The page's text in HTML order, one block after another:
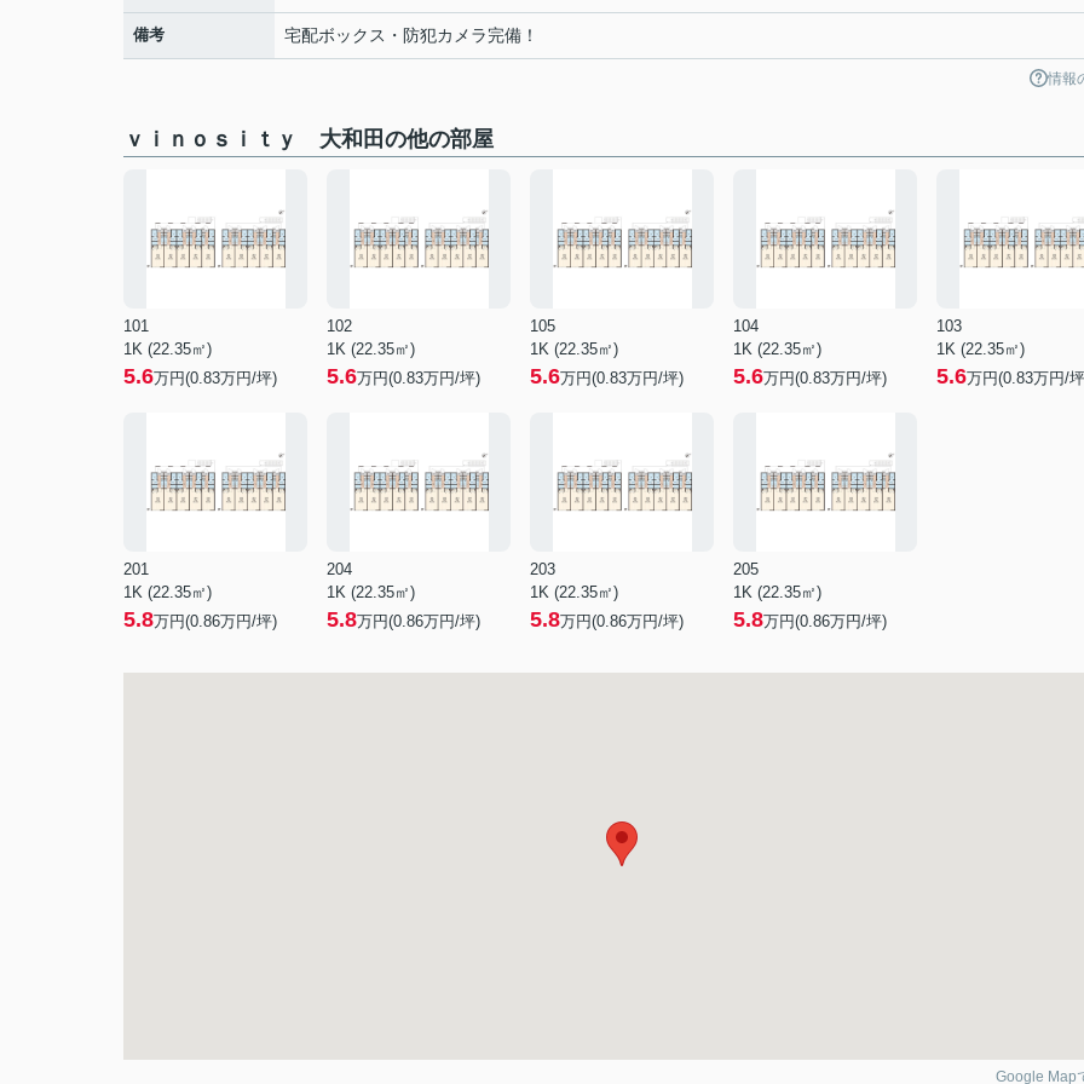
備考 宅配ボックス・防犯カメラ完備！
情報
ｖｉｎｏｓｉｔｙ 大和田の他の部屋
101
1K (22.35㎡)
5.6万円(0.83万円/坪)
102
1K (22.35㎡)
5.6万円(0.83万円/坪)
105
1K (22.35㎡)
5.6万円(0.83万円/坪)
104
1K (22.35㎡)
5.6万円(0.83万円/坪)
103
1K (22.35㎡)
5.6万円(0.83万円/
201
1K (22.35㎡)
5.8万円(0.86万円/坪)
204
1K (22.35㎡)
5.8万円(0.86万円/坪)
203
1K (22.35㎡)
5.8万円(0.86万円/坪)
205
1K (22.35㎡)
5.8万円(0.86万円/坪)
Google Map